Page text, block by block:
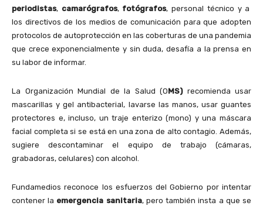
periodistas, camarógrafos, fotógrafos, personal técnico y a
los directivos de los medios de comunicación para que adopten
protocolos de autoprotección en las coberturas de una pandemia
que crece exponencialmente y sin duda, desafía a la prensa en
su labor de informar.
La Organización Mundial de la Salud (OMS)recomienda usar
mascarillas y gel antibacterial, lavarse las manos, usar guantes
protectores e, incluso, un traje enterizo (mono) y una máscara
facial completa si se está en una zona de alto contagio. Además,
sugiere descontaminar el equipo de trabajo (cámaras,
grabadoras, celulares) con alcohol.
Fundamedios reconoce los esfuerzos del Gobierno por intentar
contener la emergencia sanitaria, pero también insta a que se